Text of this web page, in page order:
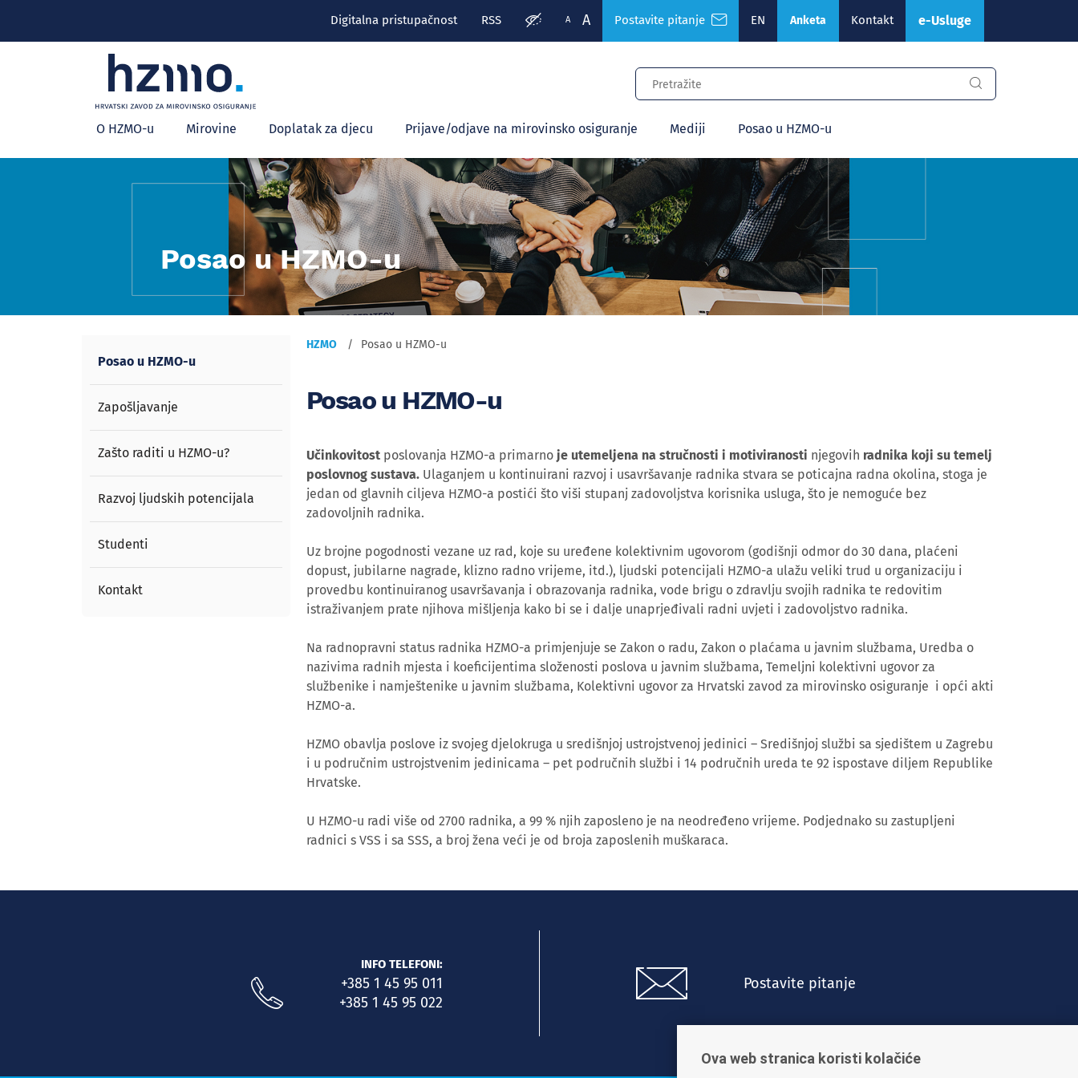
Digitalna pristupačnost RSS A A Postavite pitanje EN Anketa Kontakt e-Usluge
Glavni
izbornik
O HZMO-u Mirovine Doplatak za djecu Prijave/odjave na mirovinsko osiguranje Mediji Posao u HZMO-u
Posao u HZMO-u
Posao u HZMO-u
Zapošljavanje
Zašto raditi u HZMO-u?
Razvoj ljudskih potencijala
Studenti
Kontakt
HZMO Posao u HZMO-u
Posao u HZMO-u
Učinkovitost poslovanja HZMO-a primarno je utemeljena na stručnosti i motiviranosti njegovih radnika koji su temelj
poslovnog sustava. Ulaganjem u kontinuirani razvoj i usavršavanje radnika stvara se poticajna radna okolina, stoga je
jedan od glavnih ciljeva HZMO-a postići što viši stupanj zadovoljstva korisnika usluga, što je nemoguće bez
zadovoljnih radnika.
Uz brojne pogodnosti vezane uz rad, koje su uređene kolektivnim ugovorom (godišnji odmor do 30 dana, plaćeni
dopust, jubilarne nagrade, klizno radno vrijeme, itd.), ljudski potencijali HZMO-a ulažu veliki trud u organizaciju i
provedbu kontinuiranog usavršavanja i obrazovanja radnika, vode brigu o zdravlju svojih radnika te redovitim
istraživanjem prate njihova mišljenja kako bi se i dalje unaprjeđivali radni uvjeti i zadovoljstvo radnika.
Na radnopravni status radnika HZMO-a primjenjuje se Zakon o radu, Zakon o plaćama u javnim službama, Uredba o
nazivima radnih mjesta i koeficijentima složenosti poslova u javnim službama, Temeljni kolektivni ugovor za
službenike i namještenike u javnim službama, Kolektivni ugovor za Hrvatski zavod za mirovinsko osiguranje i opći akti
HZMO-a.
HZMO obavlja poslove iz svojeg djelokruga u središnjoj ustrojstvenoj jedinici – Središnjoj službi sa sjedištem u Zagrebu
i u područnim ustrojstvenim jedinicama – pet područnih službi i 14 područnih ureda te 92 ispostave diljem Republike
Hrvatske.
U HZMO-u radi više od 2700 radnika, a 99 % njih zaposleno je na neodređeno vrijeme. Podjednako su zastupljeni
radnici s VSS i sa SSS, a broj žena veći je od broja zaposlenih muškaraca.
INFO TELEFONI:
+385 1 45 95 011
+385 1 45 95 022
Postavite pitanje
Ova web stranica koristi kolačiće